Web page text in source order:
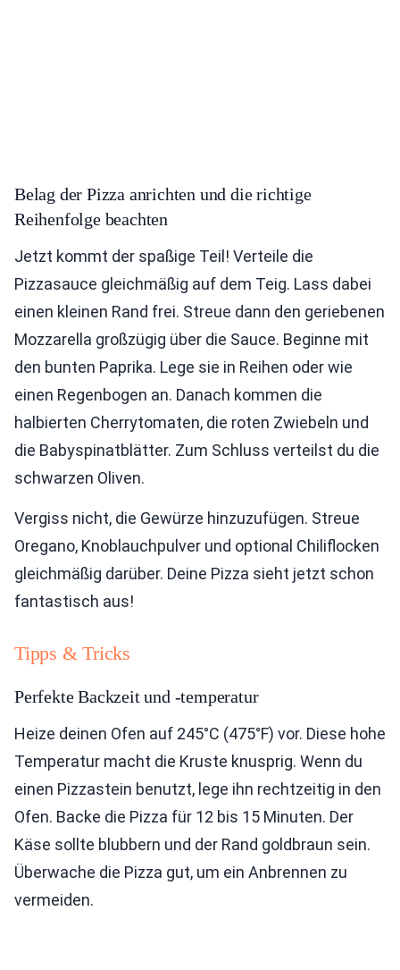
Belag der Pizza anrichten und die richtige
Reihenfolge beachten
Jetzt kommt der spaßige Teil! Verteile die
Pizzasauce gleichmäßig auf dem Teig. Lass dabei
einen kleinen Rand frei. Streue dann den geriebenen
Mozzarella großzügig über die Sauce. Beginne mit
den bunten Paprika. Lege sie in Reihen oder wie
einen Regenbogen an. Danach kommen die
halbierten Cherrytomaten, die roten Zwiebeln und
die Babyspinatblätter. Zum Schluss verteilst du die
schwarzen Oliven.
Vergiss nicht, die Gewürze hinzuzufügen. Streue
Oregano, Knoblauchpulver und optional Chiliflocken
gleichmäßig darüber. Deine Pizza sieht jetzt schon
fantastisch aus!
Tipps & Tricks
Perfekte Backzeit und -temperatur
Heize deinen Ofen auf 245°C (475°F) vor. Diese hohe
Temperatur macht die Kruste knusprig. Wenn du
einen Pizzastein benutzt, lege ihn rechtzeitig in den
Ofen. Backe die Pizza für 12 bis 15 Minuten. Der
Käse sollte blubbern und der Rand goldbraun sein.
Überwache die Pizza gut, um ein Anbrennen zu
vermeiden.